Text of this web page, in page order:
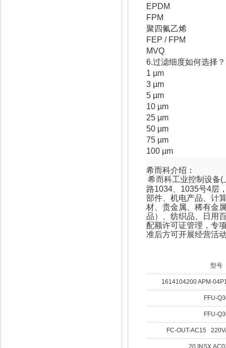
聚四氟乙
FEP /
6.过滤细度如何选择？
1
3
5
10
25
50
75
100
希而科介绍：
希而科工业控制设备(
路1034 1035号4层
部件、机电产品、计
材、贵金属、稀有金
品）、纺织品、日用
配额许可证管理，专
准后方可开展经营活
型号
1614104200 APM-
FFU-
FFU-
FC-OUT-AC15